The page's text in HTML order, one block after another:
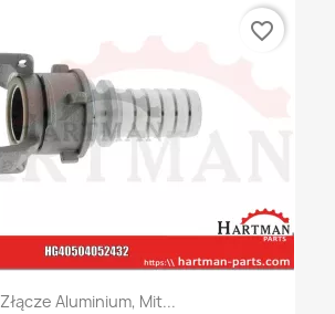
Złącze Aluminium, Mit...
favorite_border